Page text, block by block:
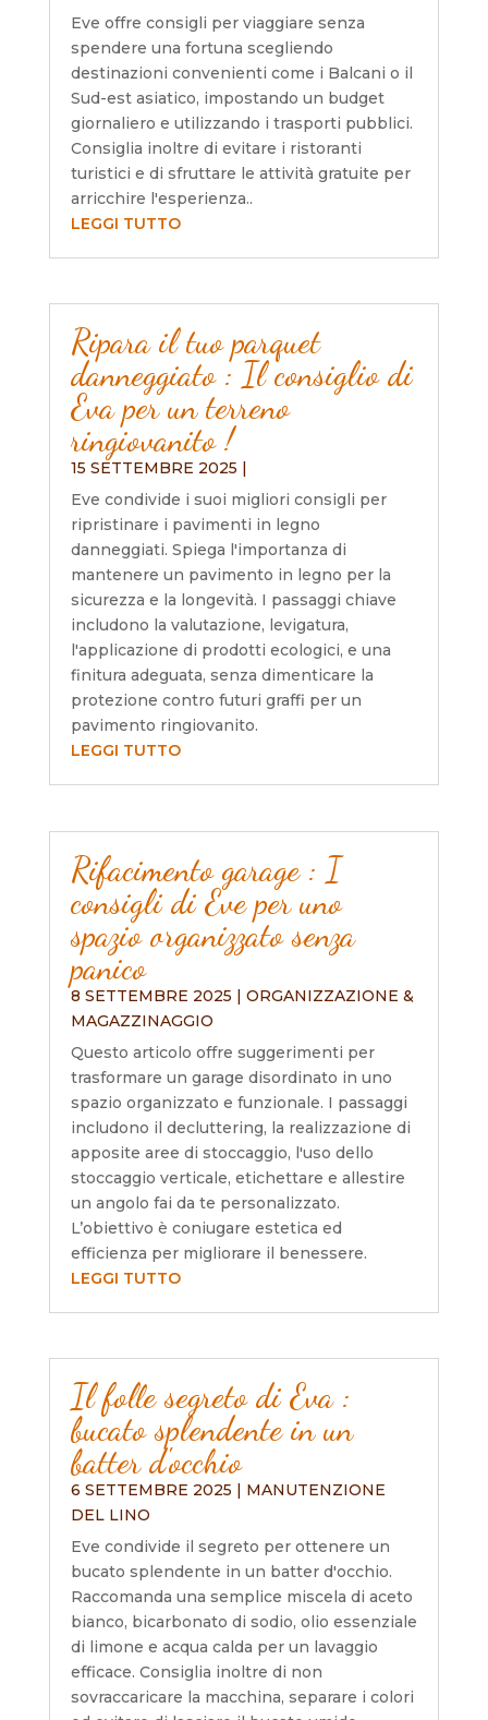
Eve offre consigli per viaggiare senza
spendere una fortuna scegliendo
destinazioni convenienti come i Balcani o il
Sud-est asiatico, impostando un budget
giornaliero e utilizzando i trasporti pubblici.
Consiglia inoltre di evitare i ristoranti
turistici e di sfruttare le attività gratuite per
arricchire l'esperienza..
LEGGI TUTTO
Ripara il tuo parquet
danneggiato : Il consiglio di
Eva per un terreno
ringiovanito !
15 SETTEMBRE 2025
Eve condivide i suoi migliori consigli per
ripristinare i pavimenti in legno
danneggiati. Spiega l'importanza di
mantenere un pavimento in legno per la
sicurezza e la longevità. I passaggi chiave
includono la valutazione, levigatura,
l'applicazione di prodotti ecologici, e una
finitura adeguata, senza dimenticare la
protezione contro futuri graffi per un
pavimento ringiovanito.
LEGGI TUTTO
Rifacimento garage : I
consigli di Eve per uno
spazio organizzato senza
panico
8 SETTEMBRE 2025 | ORGANIZZAZIONE &
MAGAZZINAGGIO
Questo articolo offre suggerimenti per
trasformare un garage disordinato in uno
spazio organizzato e funzionale. I passaggi
includono il decluttering, la realizzazione di
apposite aree di stoccaggio, l'uso dello
stoccaggio verticale, etichettare e allestire
un angolo fai da te personalizzato.
L’obiettivo è coniugare estetica ed
efficienza per migliorare il benessere.
LEGGI TUTTO
Il folle segreto di Eva :
bucato splendente in un
batter d'occhio
6 SETTEMBRE 2025 | MANUTENZIONE
DEL LINO
Eve condivide il segreto per ottenere un
bucato splendente in un batter d'occhio.
Raccomanda una semplice miscela di aceto
bianco, bicarbonato di sodio, olio essenziale
di limone e acqua calda per un lavaggio
efficace. Consiglia inoltre di non
sovraccaricare la macchina, separare i colori